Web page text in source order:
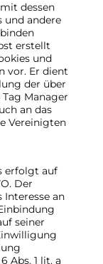
dessen
und andere
erstellt
und
vor. Er dient
der über
Manager
an das
Vereinigten
erfolgt auf
Der
an
seiner
Abs. 1 lit. a